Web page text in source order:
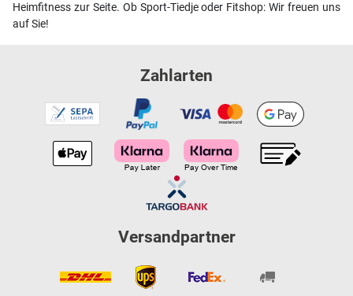
Heimfitness zur Seite. Ob Sport-Tiedje oder Fitshop: Wir freuen uns
auf Sie!
Zahlarten
Versandpartner